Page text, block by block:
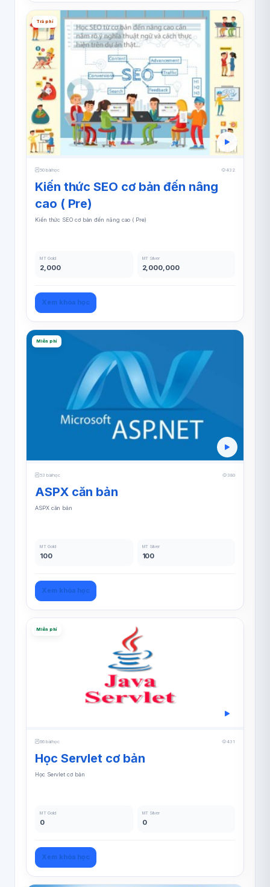
Trả phí
50 bài học 432
Kiến thức SEO cơ bản đến nâng
cao ( Pre)
Kiến thức SEO cơ bản đến nâng cao ( Pre)
MT Gold
2,000
MT Silver
2,000,000
Xem khóa học
Miễn phí
53 bài học 380
ASPX căn bản
ASPX căn bản
MT Gold
100
MT Silver
100
Xem khóa học
Miễn phí
66 bài học 431
Học Servlet cơ bản
Học Servlet cơ bản
MT Gold
0
MT Silver
0
Xem khóa học